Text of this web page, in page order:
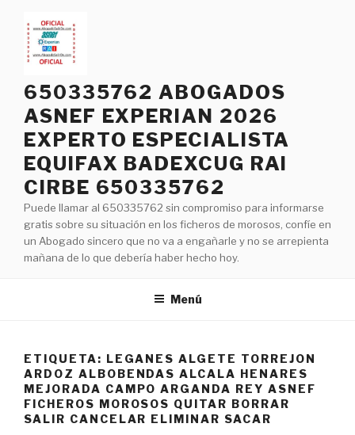
contenido
650335762 ABOGADOS
ASNEF EXPERIAN 2026
EXPERTO ESPECIALISTA
EQUIFAX BADEXCUG RAI
CIRBE 650335762
Puede llamar al 650335762 sin compromiso para informarse
gratis sobre su situación en los ficheros de morosos, confíe en
un Abogado sincero que no va a engañarle y no se arrepienta
mañana de lo que debería haber hecho hoy.
Menú
ETIQUETA: LEGANES ALGETE TORREJON
ARDOZ ALBOBENDAS ALCALA HENARES
MEJORADA CAMPO ARGANDA REY ASNEF
FICHEROS MOROSOS QUITAR BORRAR
SALIR CANCELAR ELIMINAR SACAR